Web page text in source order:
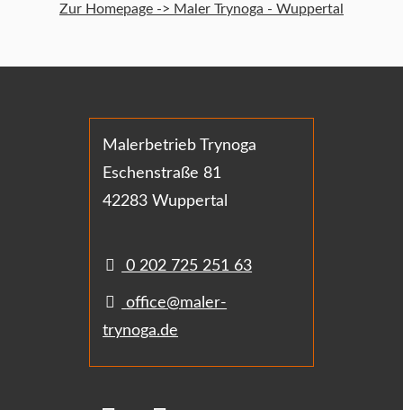
Zur Homepage -> Maler Trynoga - Wuppertal
Malerbetrieb Trynoga
Eschenstraße 81
42283 Wuppertal
0 202 725 251 63
office@maler-
trynoga.de